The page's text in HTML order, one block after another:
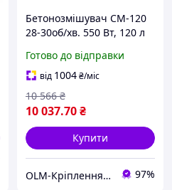
Бетонозмішувач СМ-120
28-30об/хв. 550 Вт, 120 л
Готово до відправки
від 1004₴/міс
10 037.70₴
10 566 ₴
Купити
OLM-Кріплення-експерт 97%